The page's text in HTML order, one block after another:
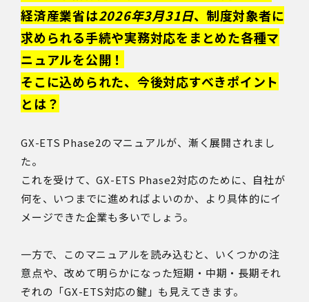
経済産業省は2026年3月31日、制度対象者に
求められる手続や実務対応をまとめた各種マ
ニュアルを公開！
そこに込められた、今後対応すべきポイント
とは？
GX-ETS Phase2のマニュアルが、漸く展開されまし
た。
これを受けて、GX-ETS Phase2対応のために、自社が
何を、いつまでに進めればよいのか、より具体的にイ
メージできた企業も多いでしょう。
一方で、このマニュアルを読み込むと、いくつかの注
意点や、改めて明らかになった短期・中期・長期それ
ぞれの「GX-ETS対応の鍵」も見えてきます。